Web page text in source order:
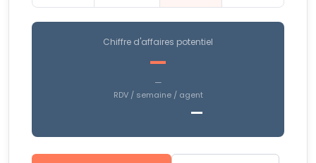
Chiffre d'affaires potentiel
—
—
RDV / semaine / agent
—